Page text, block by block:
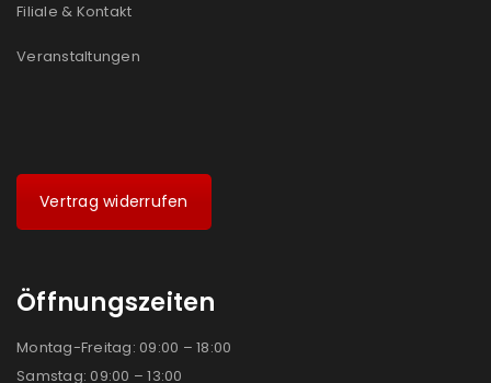
Filiale & Kontakt
Veranstaltungen
Vertrag widerrufen
Öffnungszeiten
Montag-Freitag: 09:00 – 18:00
Samstag: 09:00 – 13:00